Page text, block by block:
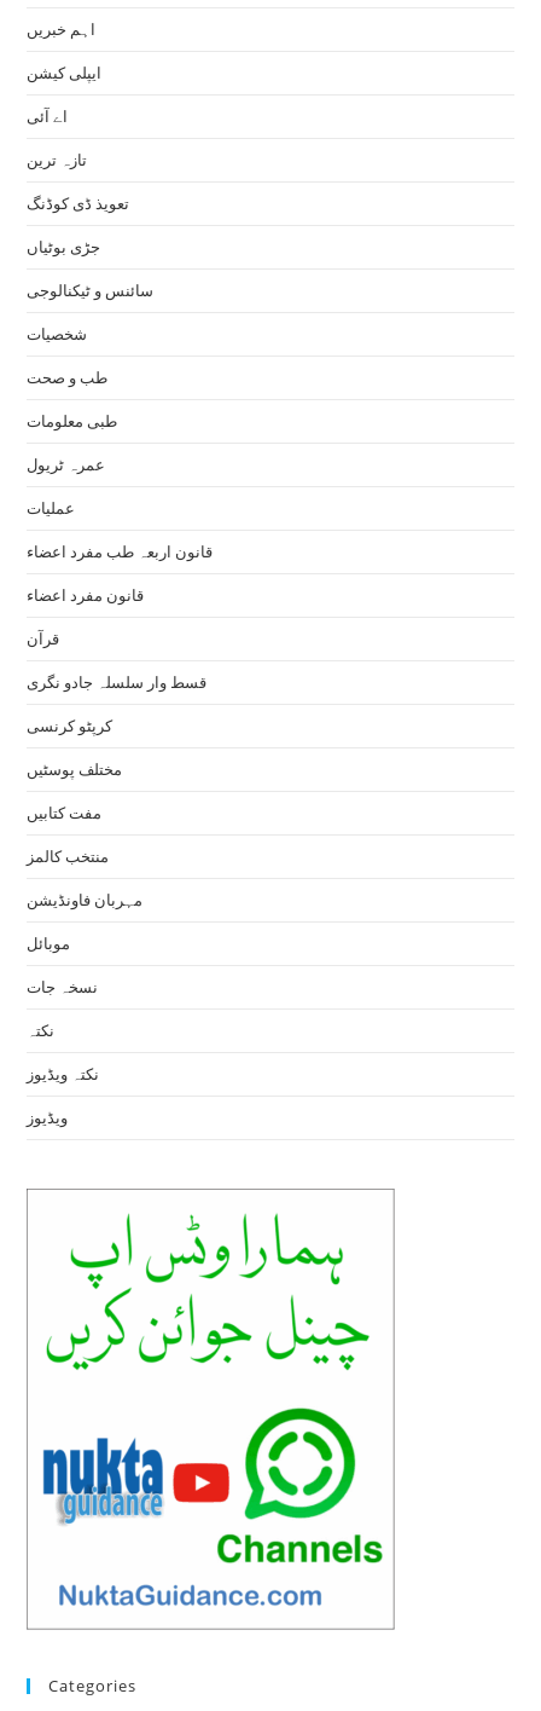
اہم خبریں
ایپلی کیشن
اے آئی
تازہ ترین
تعویذ ڈی کوڈنگ
جڑی بوٹیاں
سائنس و ٹیکنالوجی
شخصیات
طب و صحت
طبی معلومات
عمرہ ٹریول
عملیات
قانون اربعہ طب مفرد اعضاء
قانون مفرد اعضاء
قرآن
قسط وار سلسلہ جادو نگری
کرپٹو کرنسی
مختلف پوسٹیں
مفت کتابیں
منتخب کالمز
مہربان فاونڈیشن
موبائل
نسخہ جات
نکتہ
نکتہ ویڈیوز
ویڈیوز
Categories